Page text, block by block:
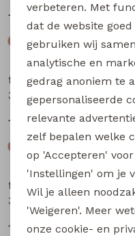
12,99
flinq newborn
12,99
flinq newborn
12,99
Analytische
Marketing cookies
verbeteren. Met
dat de website
gebruiken wij
analytische en
gedrag anoniem te
gepersonaliseerde
relevante
zelf bepalen welke
op 'Accepteren'
'Instellingen' om je
Wil je alleen
'Weigeren'. Meer
onze cookie- en